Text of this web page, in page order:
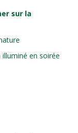
sur la
en soirée